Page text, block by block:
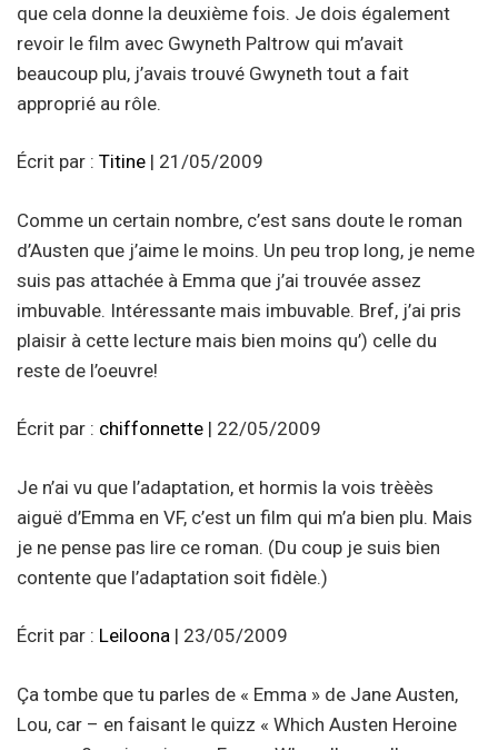
que cela donne la deuxième fois. Je dois également
revoir le film avec Gwyneth Paltrow qui m’avait
beaucoup plu, j’avais trouvé Gwyneth tout a fait
approprié au rôle.
Écrit par : Titine | 21/05/2009
Comme un certain nombre, c’est sans doute le roman
d’Austen que j’aime le moins. Un peu trop long, je neme
suis pas attachée à Emma que j’ai trouvée assez
imbuvable. Intéressante mais imbuvable. Bref, j’ai pris
plaisir à cette lecture mais bien moins qu’) celle du
reste de l’oeuvre!
Écrit par : chiffonnette | 22/05/2009
Je n’ai vu que l’adaptation, et hormis la vois trèèès
aiguë d’Emma en VF, c’est un film qui m’a bien plu. Mais
je ne pense pas lire ce roman. (Du coup je suis bien
contente que l’adaptation soit fidèle.)
Écrit par : Leiloona | 23/05/2009
Ça tombe que tu parles de « Emma » de Jane Austen,
Lou, car – en faisant le quizz « Which Austen Heroine